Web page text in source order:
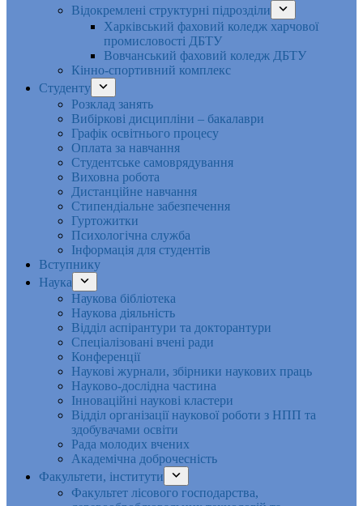
Відокремлені структурні підрозділи
Харківський фаховий коледж харчової
промисловості ДБТУ
Вовчанський фаховий коледж ДБТУ
Кінно-спортивний комплекс
Студенту
Розклад занять
Вибіркові дисципліни – бакалаври
Графік освітнього процесу
Оплата за навчання
Студентське самоврядування
Виховна робота
Дистанційне навчання
Стипендіальне забезпечення
Гуртожитки
Психологічна служба
Інформація для студентів
Вступнику
Наука
Наукова бібліотека
Наукова діяльність
Відділ аспірантури та докторантури
Спеціалізовані вчені ради
Конференції
Наукові журнали, збірники наукових праць
Науково-дослідна частина
Інноваційні наукові кластери
Відділ організації наукової роботи з НПП та
здобувачами освіти
Рада молодих вчених
Академічна доброчесність
Факультети, інститути
Факультет лісового господарства,